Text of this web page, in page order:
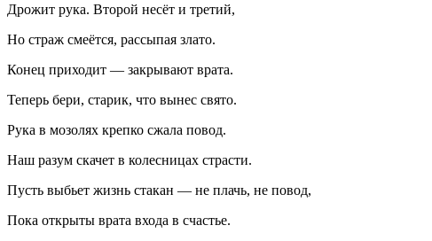
Дрожит рука. Второй несёт и третий,
Но страж смеётся, рассыпая злато.
Конец приходит — закрывают врата.
Теперь бери, старик, что вынес свято.
Рука в мозолях крепко сжала повод.
Наш разум скачет в колесницах страсти.
Пусть выбьет жизнь стакан — не плачь, не повод,
Пока открыты врата входа в счастье.